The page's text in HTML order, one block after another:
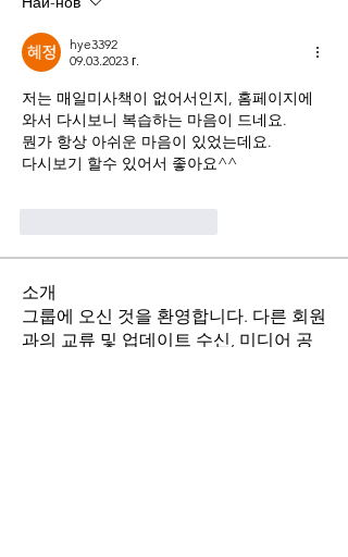
hye3392
09.03.2023 г.
저는 매일미사책이 없어서인지, 홈페이지에
와서 다시보니 복습하는 마음이 드네요.
뭔가 항상 아쉬운 마음이 있었는데요.
다시보기 할수 있어서 좋아요^^
소개
그룹에 오신 것을 환영합니다. 다른 회원
과의 교류 및 업데이트 수신, 미디어 공